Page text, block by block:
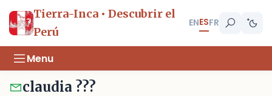
Tierra-Inca • Descubrir el
Perú
ENESFR
Menu
claudia ???